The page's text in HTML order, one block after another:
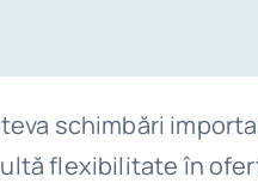
schimbări
flexibilitate în